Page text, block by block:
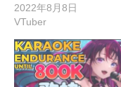
2022年8月8日
VTuber